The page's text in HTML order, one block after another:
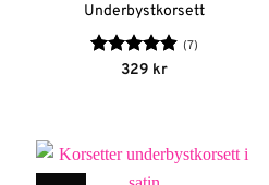
Underbystkorsett
Betygsatt
(7)
329 kr